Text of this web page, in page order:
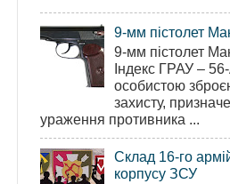
9-мм пістолет
9-мм пістолет
Індекс ГРАУ –
особистою
захисту,
ураження противника ...
Склад 16-го
корпусу ЗСУ